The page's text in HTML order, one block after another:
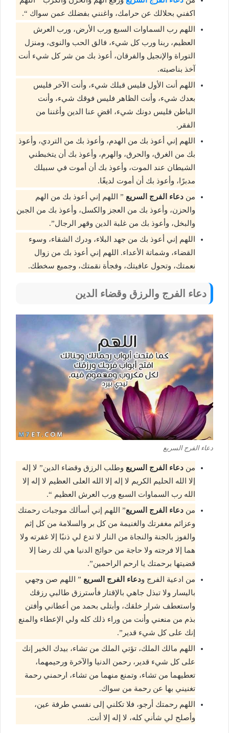
اكفني بحلالك عن حرامك، واغنني بفضلك عمن سواك “.
اللهم رب السماوات السبع ورب الأرض، ورب العرش
العظيم، ربنا ورب كل شيء، فالق الحب والنوى، ومنزل
التوراة والإنجيل والفرقان، أعوذ بك من شر كل شيء أنت
آخذ بناصيته.
اللهم أنت الأول فليس قبلك شيء، وأنت الآخر فليس
بعدك شيء، وأنت الظاهر فليس فوقك شيء، وأنت
الباطن فليس دونك شيء، اقضِ عنا الدين وأغننا من
الفقر.
اللهم إني أعوذ بك من الهدم، وأعوذ بك من التردي، وأعوذ
بك من الغرق، والحرق، والهرم، وأعوذ بك أن يتخبطني
الشيطان عند الموت، وأعوذ بك أن أموت في سبيلك
مدبرًا، وأعوذ بك أن أموت لديغًا.
من دعاء الفرج السريع ” اللهم إني أعوذ بك من الهم
والحزن، وأعوذ بك من العجز والكسل، وأعوذ بك من الجبن
والبخل، وأعوذ بك من غلبة الدين وقهر الرجال”.
اللهم إني أعوذ بك من جهد البلاء، ودرك الشقاء، وسوء
القضاء، وشماتة الأعداء. اللهم إني أعوذ بك من زوال
نعمتك، وتحول عافيتك، وفجأة نقمتك، وجميع سخطك.
دعاء الفرج والرزق وقضاء الدين
دعاء الفرج السريع
من دعاء الفرج السريع وطلب الرزق وقضاء الدين” لا إله
إلا الله الحليم الكريم لا إله إلا الله العلى العظيم لا إله إلا
الله رب السماوات السبع ورب العرش العظيم “.
من دعاء الفرج السريع” اللهم إني أسألك موجبات رحمتك
وعزائم مغفرتك والغنيمة من كل بر والسلامة من كل إثم
والفوز بالجنة والنجاة من النار لا تدع لي ذنبًا إلا غفرته ولا
هما إلا فرجته ولا حاجة من حوائج الدنيا هي لك رضا إلا
قضيتها برحمتك يا ارحم الراحمين”.
من ادعية الفرج ودعاء الفرج السريع ” اللهم صن وجهي
باليسار ولا تبذل جاهي بالإقتار فأسترزق طالبي رزقك
واستعطف شرار خلقك، وأبتلى بحمد من أعطاني وأفتن
بذم من منعني وأنت من وراء ذلك كله ولي الإعطاء والمنع
إنك على‏ كل شيء قدير”.
اللهم مالك الملك، تؤتي الملك من تشاء، بيدك الخير إنك
على كل شيء قدير، رحمن الدنيا والآخرة ورحيمهما،
تعطيهما من تشاء، وتمنع منهما من تشاء، ارحمني رحمة
تغنيني بها عن رحمة من سواك.
اللهم رحمتك أرجو، فلا تكلني إلى نفسي طرفة عين،
وأصلح لي شأني كله، لا إله إلا أنت.